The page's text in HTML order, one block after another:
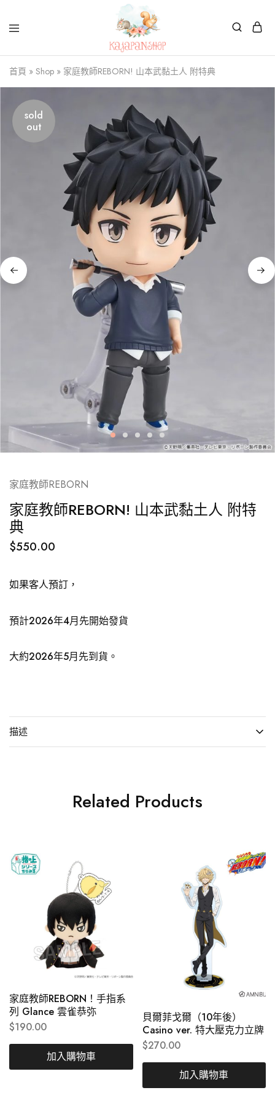
Kajapanshop
日
韓
百
首頁 » Shop » 家庭教師REBORN! 山本武黏土人 附特典
sold
out
家庭教師REBORN
家庭教師REBORN! 山本武黏土人 附特
典
$550.00
如果客人預訂，
預計2026年4月先開始發貨
大約2026年5月先到貨。
描述
Related Products
家庭教師REBORN！手指系
列 Glance 雲雀恭弥
$190.00
加入購物車
貝爾菲戈爾（10年後）
Casino ver. 特大壓克力立牌
$270.00
加入購物車